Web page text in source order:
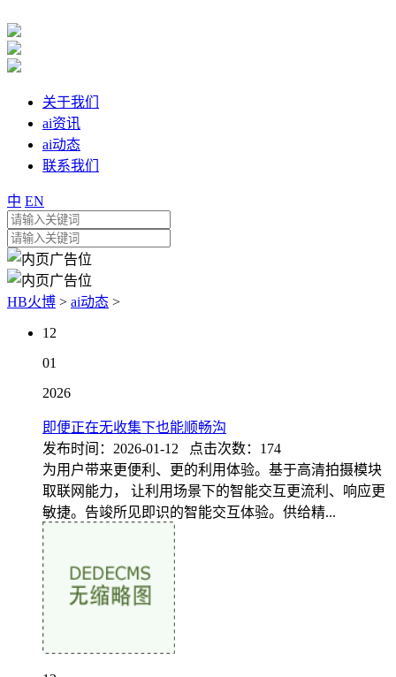
关于我们
ai资讯
ai动态
联系我们
中 EN
HB火博 > ai动态 >
12
01
2026
即便正在无收集下也能顺畅沟
发布时间：2026-01-12 点击次数：174
为用户带来更便利、更的利用体验。基于高清拍摄模块
取联网能力， 让利用场景下的智能交互更流利、响应更
敏捷。告竣所见即识的智能交互体验。供给精...